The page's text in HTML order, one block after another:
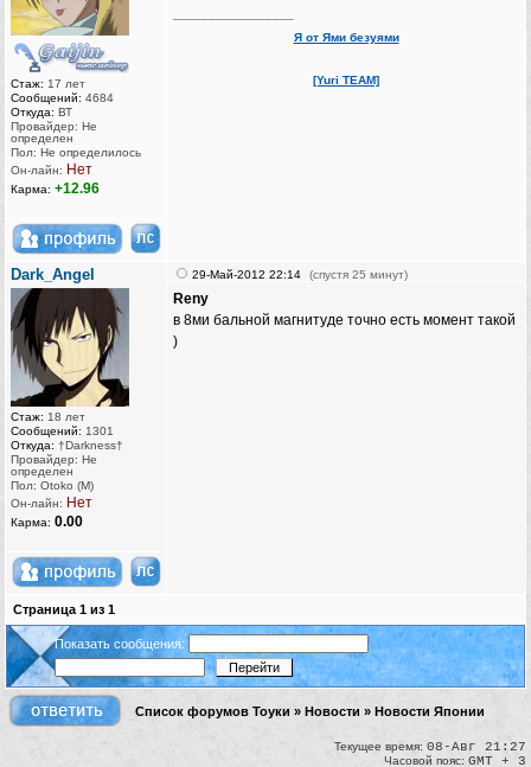
Стаж: 17 лет
Сообщений: 4684
Откуда: ВТ
Провайдер: Не
определен
Пол: Не определилось
Он-лайн: Нет
Карма: +12.96
Я от Ями безуями
[Yuri TEAM]
Dark_Angel
Стаж: 18 лет
Сообщений: 1301
Откуда: †Darkness†
Провайдер: Не
определен
Пол: Otoko (M)
Он-лайн: Нет
Карма: 0.00
29-Май-2012 22:14 (спустя 25 минут)
Reny
в 8ми бальной магнитуде точно есть момент такой
)
Страница 1 из 1
Показать сообщения:
Список форумов Тоуки » Новости » Новости Японии
Текущее время: 08-Авг 21:27
Часовой пояс: GMT + 3